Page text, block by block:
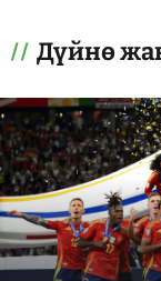
Дүйнө